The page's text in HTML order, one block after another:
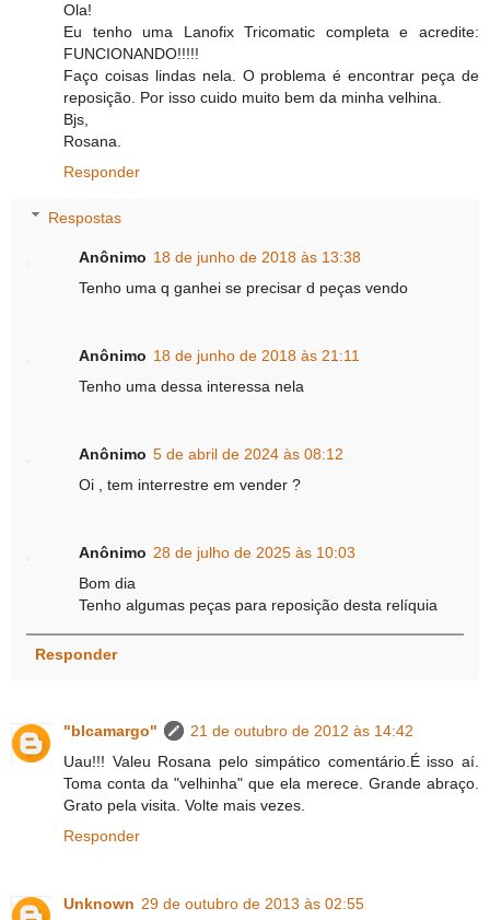
Ola!
Eu tenho uma Lanofix Tricomatic completa e acredite:
FUNCIONANDO!!!!!
Faço coisas lindas nela. O problema é encontrar peça de
reposição. Por isso cuido muito bem da minha velhina.
Bjs,
Rosana.
Responder
Respostas
Anônimo 18 de junho de 2018 às 13:38
Tenho uma q ganhei se precisar d peças vendo
Anônimo 18 de junho de 2018 às 21:11
Tenho uma dessa interessa nela
Anônimo 5 de abril de 2024 às 08:12
Oi , tem interrestre em vender ?
Anônimo 28 de julho de 2025 às 10:03
Bom dia
Tenho algumas peças para reposição desta relíquia
Responder
"blcamargo"
21 de outubro de 2012 às 14:42
Uau!!! Valeu Rosana pelo simpático comentário.É isso aí.
Toma conta da "velhinha" que ela merece. Grande abraço.
Grato pela visita. Volte mais vezes.
Responder
Unknown 29 de outubro de 2013 às 02:55